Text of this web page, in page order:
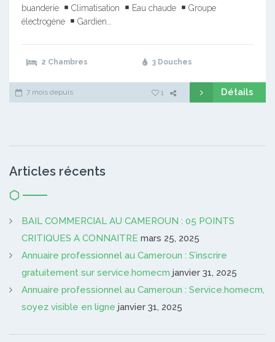
buanderie
Climatisation Eau chaude
Groupe
électrogène
Gardien…
2 Chambres 3 Douches
7 mois depuis 1 Détails
Articles récents
BAIL COMMERCIAL AU CAMEROUN : 05 POINTS
CRITIQUES A CONNAITRE mars 25, 2025
Annuaire professionnel au Cameroun : S’inscrire
gratuitement sur service.homecm janvier 31, 2025
Annuaire professionnel au Cameroun : Service.homecm,
soyez visible en ligne janvier 31, 2025